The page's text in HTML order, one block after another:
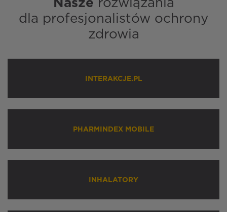
Nasze rozwiązania
dla profesjonalistów ochrony
zdrowia
INTERAKCJE.PL
PHARMINDEX MOBILE
INHALATORY